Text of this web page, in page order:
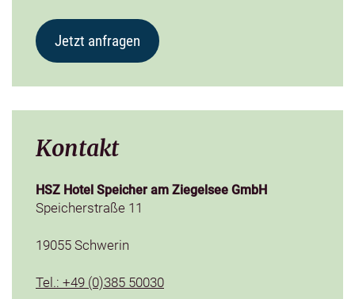
Kontakt
HSZ Hotel Speicher am Ziegelsee GmbH
Speicherstraße 11
19055 Schwerin
Tel.: +49 (0)385 50030